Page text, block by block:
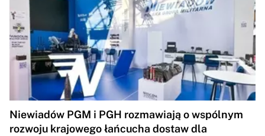
Niewiadów PGM i PGH rozmawiają o wspólnym
rozwoju krajowego łańcucha dostaw dla